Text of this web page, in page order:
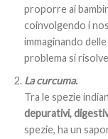
proporre ai
coinvolgendo i
immaginando
problema si
La curcuma.
Tra le spezie
depurativi,
spezie, ha un